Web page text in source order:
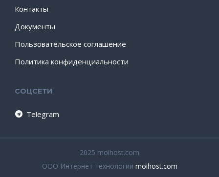
Контакты
Документы
Пользовательское соглашение
Политика конфиденциальности
СОЦСЕТИ
Telegram
2025 moihost.com
ООО Интернет технологии moihost.com